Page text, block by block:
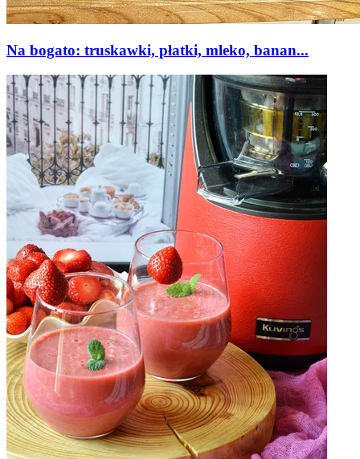
Na bogato: truskawki, płatki, mleko, banan...